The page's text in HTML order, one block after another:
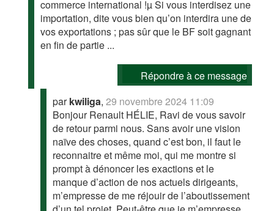
commerce international !µ Si vous interdisez une
importation, dite vous bien qu’on interdira une de
vos exportations ; pas sûr que le BF soit gagnant
en fin de partie ...
Répondre à ce message
parkwiliga,29 novembre 2024 11:09
Bonjour Renault HÉLIE, Ravi de vous savoir
de retour parmi nous. Sans avoir une vision
naïve des choses, quand c’est bon, il faut le
reconnaitre et même moi, qui me montre si
prompt à dénoncer les exactions et le
manque d’action de nos actuels dirigeants,
m’empresse de me réjouir de l’aboutissement